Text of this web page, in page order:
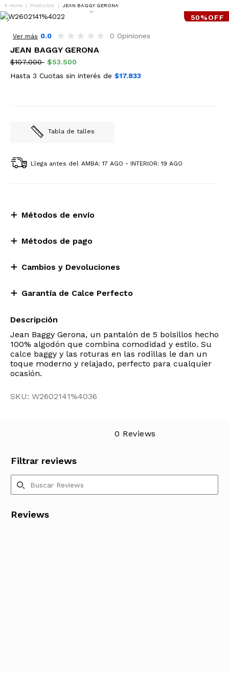
Home | Productos | JEAN BAGGY GERONA
50%OFF
Ver más 0.0 0 Opiniones
JEAN BAGGY GERONA
$107.000 $53.500
Hasta 3 Cuotas sin interés de $17.833
Tabla de talles
Llega antes del AMBA: 17 AGO - INTERIOR: 19 AGO
Métodos de envío
Métodos de pago
Cambios y Devoluciones
Garantía de Calce Perfecto
Descripción
Jean Baggy Gerona, un pantalón de 5 bolsillos hecho
100% algodón que combina comodidad y estilo. Su
calce baggy y las roturas en las rodillas le dan un
toque moderno y relajado, perfecto para cualquier
ocasión.
SKU: W2602141%4036
Filtrar reviews
0 Reviews
Reviews